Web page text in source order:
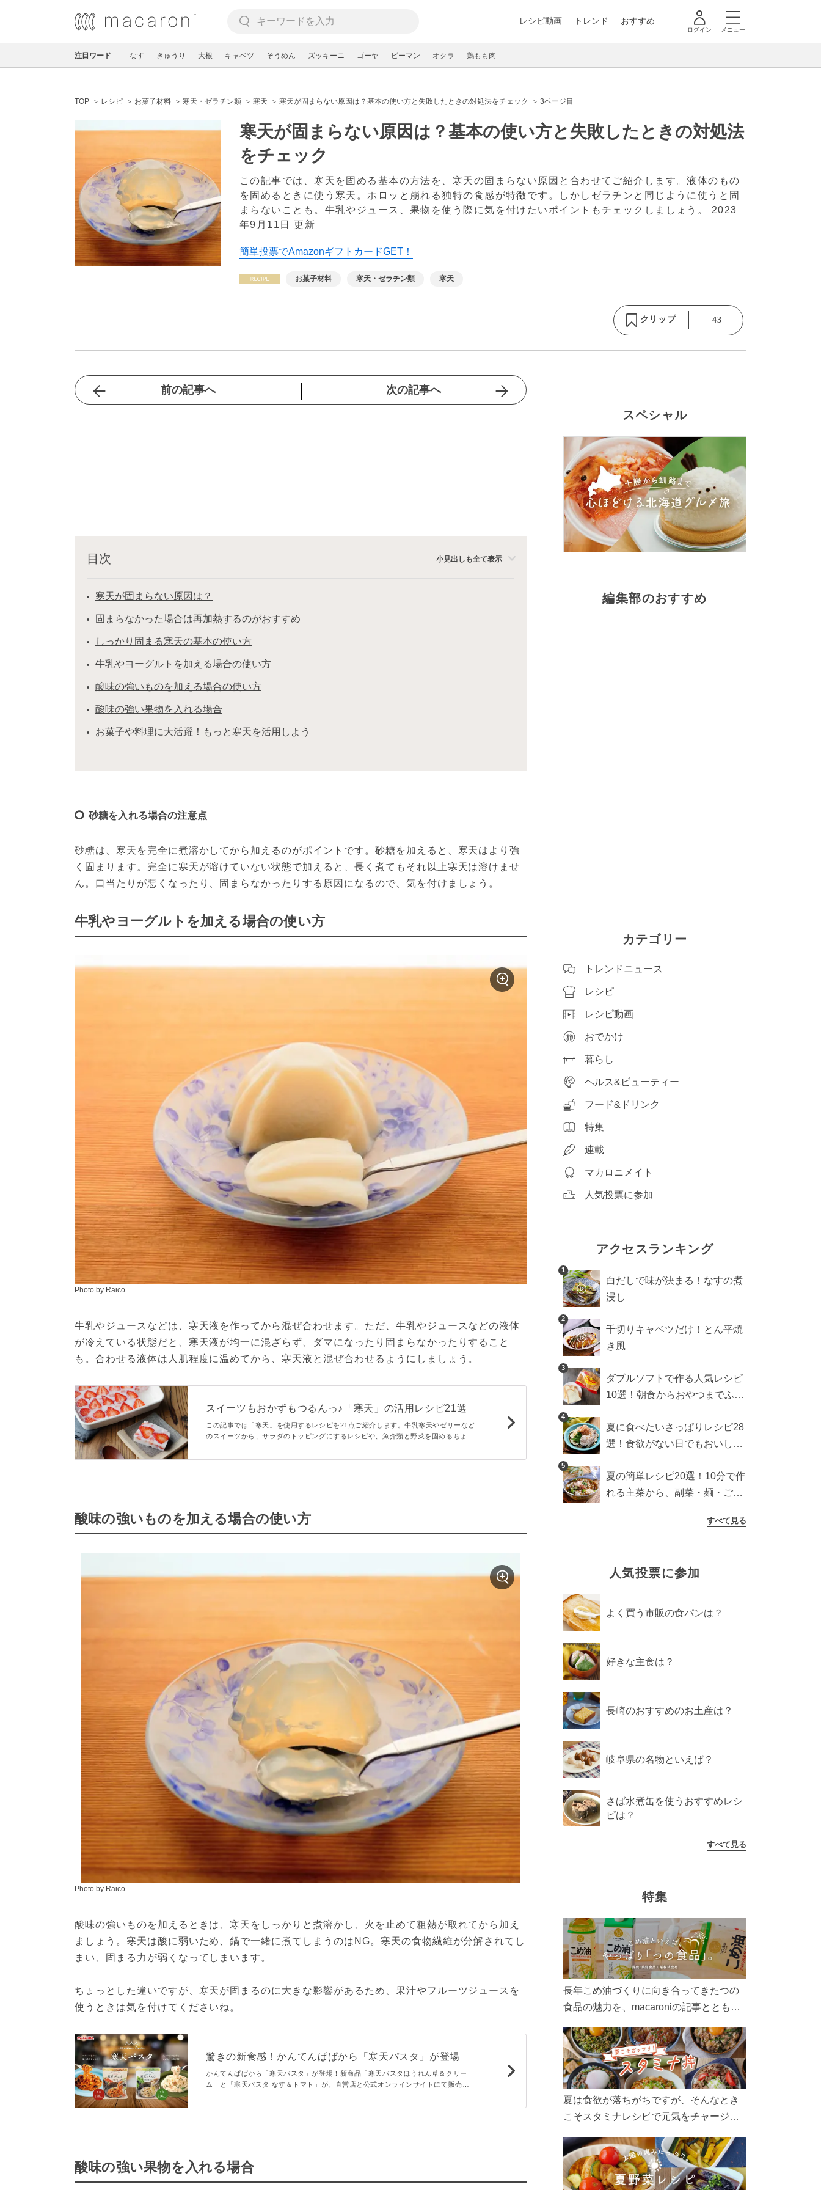
レシピ動画 トレンド おすすめ
ログイン メニュー
注目ワード なす きゅうり 大根 キャベツ そうめん ズッキーニ ゴーヤ ピーマン オクラ 鶏もも肉
TOP レシピ お菓子材料 寒天・ゼラチン類 寒天 寒天が固まらない原因は？基本の使い方と失敗したときの対処法をチェック 3ページ目
寒天が固まらない原因は？基本の使い方と失敗したときの対処法
をチェック
この記事では、寒天を固める基本の方法を、寒天の固まらない原因と合わせてご紹介します。液体のもの
を固めるときに使う寒天。ホロッと崩れる独特の食感が特徴です。しかしゼラチンと同じように使うと固
まらないことも。牛乳やジュース、果物を使う際に気を付けたいポイントもチェックしましょう。 2023
年9月11日 更新
簡単投票でAmazonギフトカードGET！
お菓子材料 寒天・ゼラチン類 寒天
クリップ 43
前の記事へ 次の記事へ
目次 小見出しも全て表示
寒天が固まらない原因は？
固まらなかった場合は再加熱するのがおすすめ
しっかり固まる寒天の基本の使い方
牛乳やヨーグルトを加える場合の使い方
酸味の強いものを加える場合の使い方
酸味の強い果物を入れる場合
お菓子や料理に大活躍！もっと寒天を活用しよう
砂糖を入れる場合の注意点
砂糖は、寒天を完全に煮溶かしてから加えるのがポイントです。砂糖を加えると、寒天はより強
く固まります。完全に寒天が溶けていない状態で加えると、長く煮てもそれ以上寒天は溶けませ
ん。口当たりが悪くなったり、固まらなかったりする原因になるので、気を付けましょう。
牛乳やヨーグルトを加える場合の使い方
Photo by Raico
牛乳やジュースなどは、寒天液を作ってから混ぜ合わせます。ただ、牛乳やジュースなどの液体
が冷えている状態だと、寒天液が均一に混ざらず、ダマになったり固まらなかったりすること
も。合わせる液体は人肌程度に温めてから、寒天液と混ぜ合わせるようにしましょう。
スイーツもおかずもつるんっ♪「寒天」の活用レシピ21選
この記事では「寒天」を使用するレシピを21点ご紹介します。牛乳寒天やゼリーなど
のスイーツから、サラダのトッピングにするレシピや、魚介類と野菜を固めるちょっ
や使い方もぜひ参考にしてくださいね。
酸味の強いものを加える場合の使い方
Photo by Raico
酸味の強いものを加えるときは、寒天をしっかりと煮溶かし、火を止めて粗熱が取れてから加え
ましょう。寒天は酸に弱いため、鍋で一緒に煮てしまうのはNG。寒天の食物繊維が分解されてし
まい、固まる力が弱くなってしまいます。
ちょっとした違いですが、寒天が固まるのに大きな影響があるため、果汁やフルーツジュースを
使うときは気を付けてくださいね。
驚きの新食感！かんてんぱぱから「寒天パスタ」が登場
かんてんぱぱから「寒天パスタ」が登場！新商品「寒天パスタほうれん草＆クリー
ム」と「寒天パスタ なす＆トマト」が、直営店と公式オンラインサイトにて販売さ
酸味の強い果物を入れる場合
スペシャル
編集部のおすすめ
カテゴリー
トレンドニュース
レシピ
レシピ動画
おでかけ
暮らし
ヘルス&ビューティー
フード&ドリンク
特集
連載
マカロニメイト
人気投票に参加
アクセスランキング
1
白だしで味が決まる！なすの煮
浸し
2
千切りキャベツだけ！とん平焼
き風
3
ダブルソフトで作る人気レシピ
10選！朝食からおやつまでふん
4
夏に食べたいさっぱりレシピ28
選！食欲がない日でもおいしい
5
夏の簡単レシピ20選！10分で作
れる主菜から、副菜・麺・ごは
すべて見る
人気投票に参加
よく買う市販の食パンは？
好きな主食は？
長崎のおすすめのお土産は？
岐阜県の名物といえば？
さば水煮缶を使うおすすめレシ
ピは？
すべて見る
特集
長年こめ油づくりに向き合ってきたつの
食品の魅力を、macaroniの記事とともに
ん、製造現場や品質へのこだわりまで。
こめ油をもっと好きになるコンテンツを
ぜひお楽しみください。
夏は食欲が落ちがちですが、そんなとき
こそスタミナレシピで元気をチャージ！
リ食べて、夏バテを吹き飛ばしましょ
う！